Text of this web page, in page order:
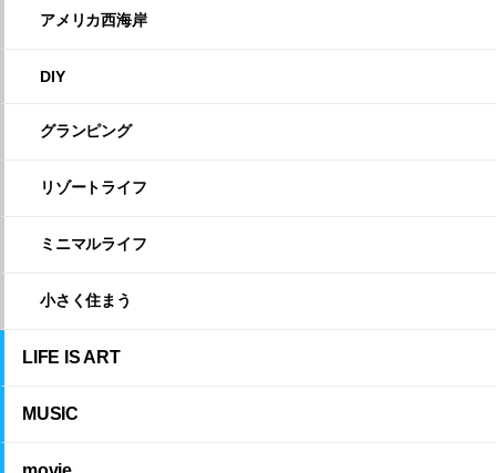
アメリカ西海岸
DIY
グランピング
リゾートライフ
ミニマルライフ
小さく住まう
LIFE IS ART
MUSIC